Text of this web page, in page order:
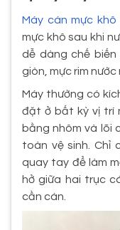
Máy cán mực khô
mực khô sau khi
dễ dàng chế
giòn, mực rim
Máy thường có
đặt ở bất kỳ vị trí
bằng nhôm và lõi
toàn vệ sinh. Chỉ
quay tay để làm
hở giữa hai trục
cần cán.